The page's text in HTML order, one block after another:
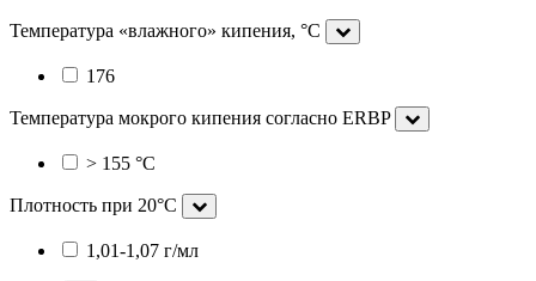
Температура «влажного» кипения, °С
176
Температура мокрого кипения согласно ERBP
> 155 °C
Плотность при 20°C
1,01-1,07 г/мл